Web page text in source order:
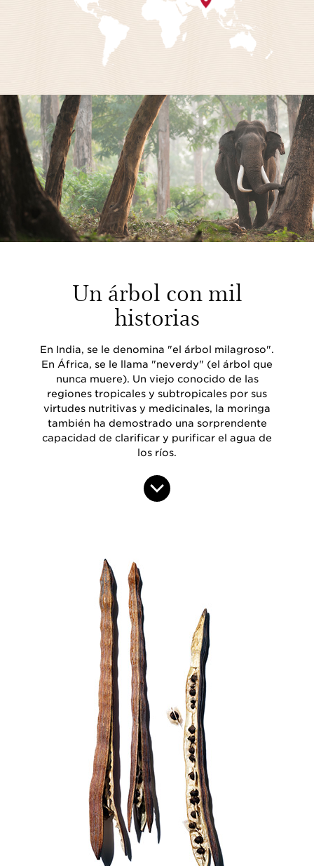
Un árbol con mil
historias
En India, se le denomina "el árbol milagroso".
En África, se le llama "neverdy" (el árbol que
nunca muere). Un viejo conocido de las
regiones tropicales y subtropicales por sus
virtudes nutritivas y medicinales, la moringa
también ha demostrado una sorprendente
capacidad de clarificar y purificar el agua de
los ríos.